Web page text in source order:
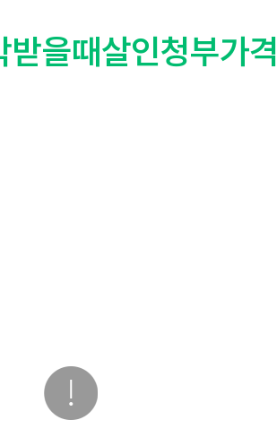
을때살인청부가격